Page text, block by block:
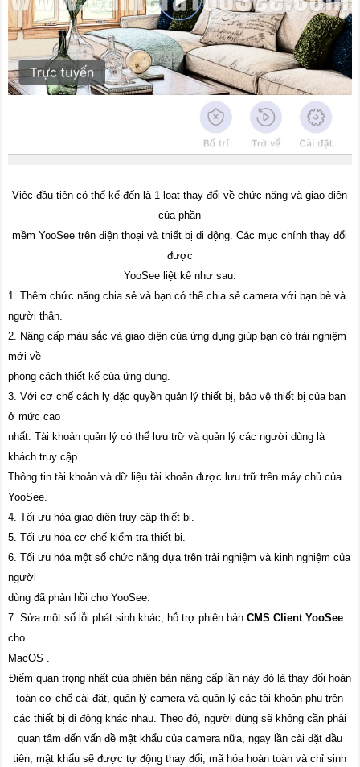
Việc đầu tiên có thể kể đến là 1 loạt thay đổi về chức năng và giao diện
của phần
mềm YooSee trên điện thoại và thiết bị di động. Các mục chính thay đổi
được
YooSee liệt kê như sau:
1. Thêm chức năng chia sẻ và bạn có thể chia sẻ camera với bạn bè và
người thân.
2. Nâng cấp màu sắc và giao diện của ứng dụng giúp bạn có trải nghiệm
mới về
phong cách thiết kế của ứng dụng.
3. Với cơ chế cách ly đặc quyền quản lý thiết bị, bảo vệ thiết bị của bạn
ở mức cao
nhất. Tài khoản quản lý có thể lưu trữ và quản lý các người dùng là
khách truy cập.
Thông tin tài khoản và dữ liệu tài khoản được lưu trữ trên máy chủ của
YooSee.
4. Tối ưu hóa giao diện truy cập thiết bị.
5. Tối ưu hóa cơ chế kiểm tra thiết bị.
6. Tối ưu hóa một số chức năng dựa trên trải nghiệm và kinh nghiệm của
người
dùng đã phản hồi cho YooSee.
7. Sửa một số lỗi phát sinh khác, hỗ trợ phiên bảnCMS Client YooSee
cho
MacOS .
Điểm quan trọng nhất của phiên bản nâng cấp lần này đó là thay đổi hoàn
toàn cơ chế cài đặt, quản lý camera và quản lý các tài khoản phụ trên
các thiết bị di động khác nhau. Theo đó, người dùng sẽ không cần phải
quan tâm đến vấn đề mật khẩu của camera nữa, ngay lần cài đặt đầu
tiên, mật khẩu sẽ được tự động thay đổi, mã hóa hoàn toàn và chỉ sinh